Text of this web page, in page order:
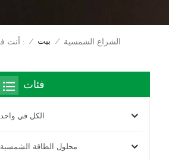
أنت في : / بيت / الشراع الشمسية
فئات
الكل في واحد
محلول الطاقة الشمسية